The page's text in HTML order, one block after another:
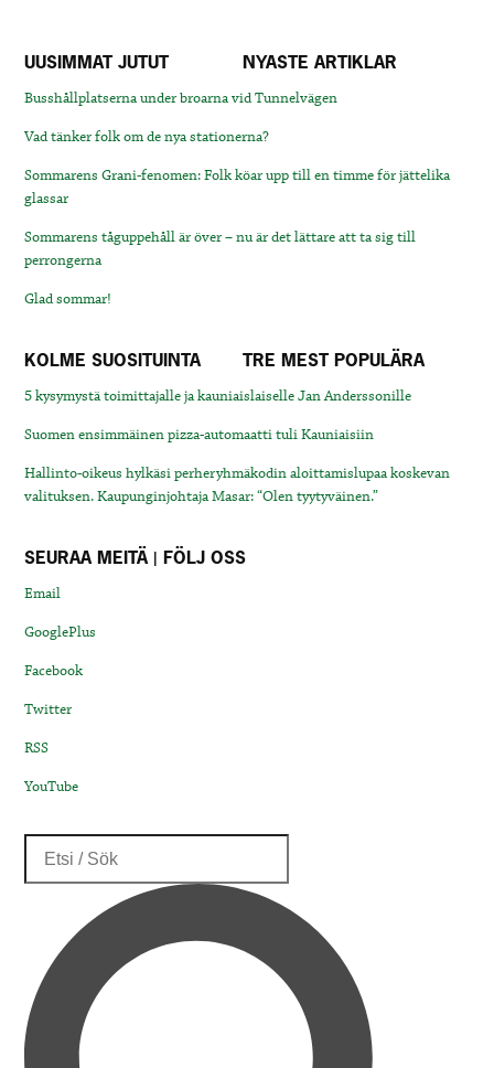
UUSIMMAT JUTUT NYASTE ARTIKLAR
Busshållplatserna under broarna vid Tunnelvägen
Vad tänker folk om de nya stationerna?
Sommarens Grani-fenomen: Folk köar upp till en timme för jättelika
glassar
Sommarens tåguppehåll är över – nu är det lättare att ta sig till
perrongerna
Glad sommar!
KOLME SUOSITUINTA TRE MEST POPULÄRA
5 kysymystä toimittajalle ja kauniaislaiselle Jan Anderssonille
Suomen ensimmäinen pizza-automaatti tuli Kauniaisiin
Hallinto-oikeus hylkäsi perheryhmäkodin aloittamislupaa koskevan
valituksen. Kaupunginjohtaja Masar: “Olen tyytyväinen.”
SEURAA MEITÄ | FÖLJ OSS
Email
GooglePlus
Facebook
Twitter
RSS
YouTube